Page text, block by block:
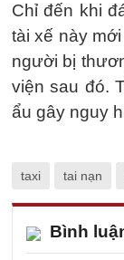
Chỉ đến khi
tài xế này
người bị
viện sau đó.
ẩu gây nguy
taxi tai nạn
Bình